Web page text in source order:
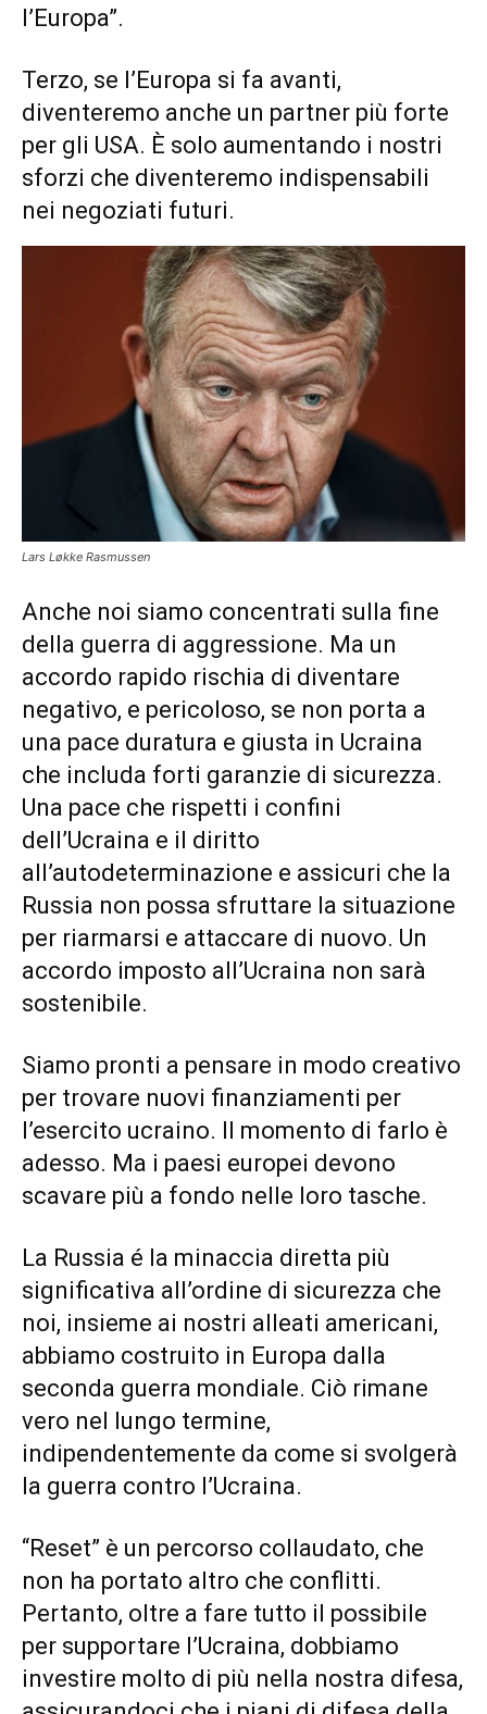
l’Europa”.
Terzo, se l’Europa si fa avanti,
diventeremo anche un partner più forte
per gli USA. È solo aumentando i nostri
sforzi che diventeremo indispensabili
nei negoziati futuri.
Lars Løkke Rasmussen
Anche noi siamo concentrati sulla fine
della guerra di aggressione. Ma un
accordo rapido rischia di diventare
negativo, e pericoloso, se non porta a
una pace duratura e giusta in Ucraina
che includa forti garanzie di sicurezza.
Una pace che rispetti i confini
dell’Ucraina e il diritto
all’autodeterminazione e assicuri che la
Russia non possa sfruttare la situazione
per riarmarsi e attaccare di nuovo. Un
accordo imposto all’Ucraina non sarà
sostenibile.
Siamo pronti a pensare in modo creativo
per trovare nuovi finanziamenti per
l’esercito ucraino. Il momento di farlo è
adesso. Ma i paesi europei devono
scavare più a fondo nelle loro tasche.
La Russia é la minaccia diretta più
significativa all’ordine di sicurezza che
noi, insieme ai nostri alleati americani,
abbiamo costruito in Europa dalla
seconda guerra mondiale. Ciò rimane
vero nel lungo termine,
indipendentemente da come si svolgerà
la guerra contro l’Ucraina.
“Reset” è un percorso collaudato, che
non ha portato altro che conflitti.
Pertanto, oltre a fare tutto il possibile
per supportare l’Ucraina, dobbiamo
investire molto di più nella nostra difesa,